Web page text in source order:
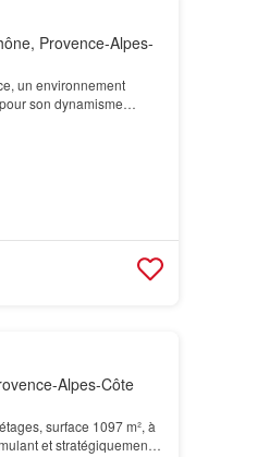
Provence-Alpes-
un environnement
son dynamisme
innovantes,…
Alpes-Côte
surface 1097 m², à
et stratégiquement